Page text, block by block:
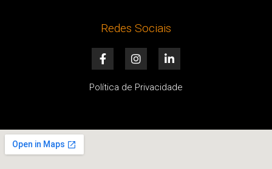
Redes Sociais
F
a
e
k
I
n
t
a
i
k
n
Política de Privacidade